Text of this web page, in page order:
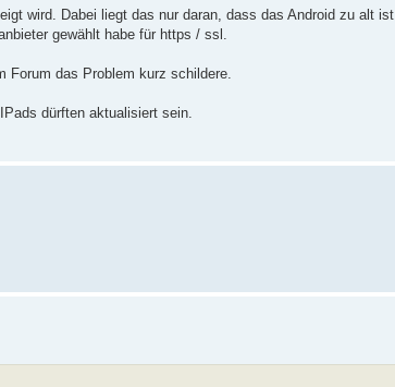
wird. Dabei liegt das nur daran, dass das Android zu alt ist.
gewählt habe für https / ssl.
das Problem kurz schildere.
dürften aktualisiert sein.